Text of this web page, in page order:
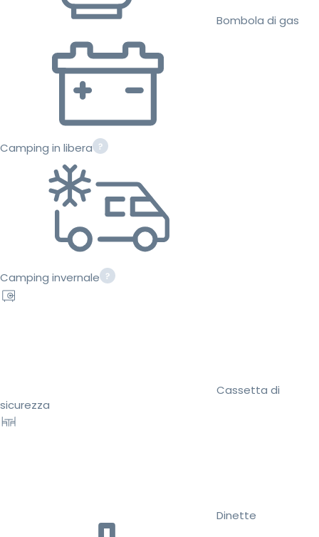
Bombola di gas
Camping in libera
Camping invernale
Cassetta di
sicurezza
Dinette